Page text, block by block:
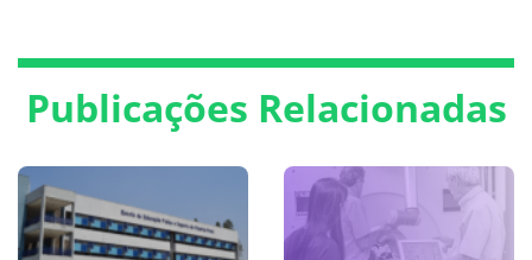
Publicações Relacionadas